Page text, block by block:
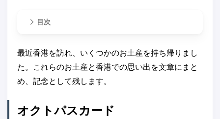
目次
最近香港を訪れ、いくつかのお土産を持ち帰りまし
た。これらのお土産と香港での思い出を文章にまと
め、記念として残します。
オクトパスカード